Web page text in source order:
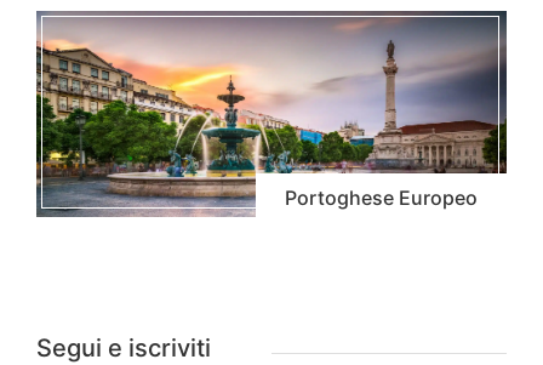
Portoghese Europeo
Segui e iscriviti